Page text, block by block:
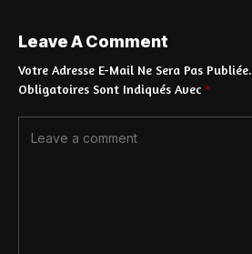
Leave A Comment
Votre Adresse E-Mail Ne Sera Pas Publiée.
Obligatoires Sont Indiqués Avec *